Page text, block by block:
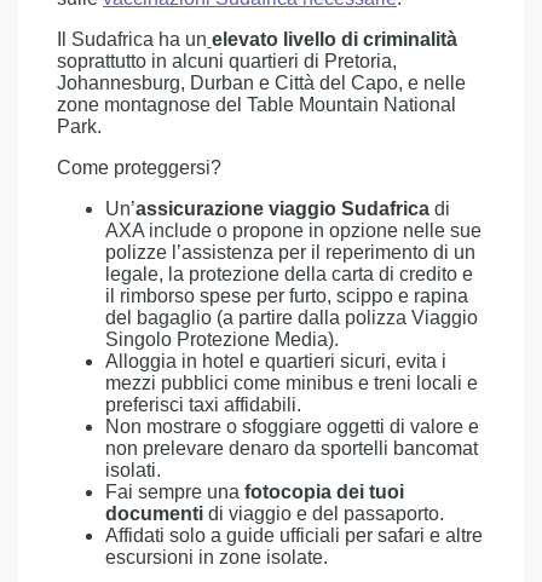
Il Sudafrica ha un elevato livello di criminalità
soprattutto in alcuni quartieri di Pretoria,
Johannesburg, Durban e Città del Capo, e nelle
zone montagnose del Table Mountain National
Park.
Come proteggersi?
Un’assicurazione viaggio Sudafrica di
AXA include o propone in opzione nelle sue
polizze l’assistenza per il reperimento di un
legale, la protezione della carta di credito e
il rimborso spese per furto, scippo e rapina
del bagaglio (a partire dalla polizza Viaggio
Singolo Protezione Media).
Alloggia in hotel e quartieri sicuri, evita i
mezzi pubblici come minibus e treni locali e
preferisci taxi affidabili.
Non mostrare o sfoggiare oggetti di valore e
non prelevare denaro da sportelli bancomat
isolati.
Fai sempre una fotocopia dei tuoi
documenti di viaggio e del passaporto.
Affidati solo a guide ufficiali per safari e altre
escursioni in zone isolate.